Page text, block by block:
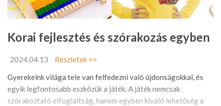
Korai fejlesztés és szórakozás egyben
2024.04.13
Részletek >>
Gyerekeink világa tele van felfedezni való újdonságokkal, és
egyik legfontosabb eszközük a játék. A játék nemcsak
szórakoztató elfoglaltság, hanem egyben kiváló lehetőség a